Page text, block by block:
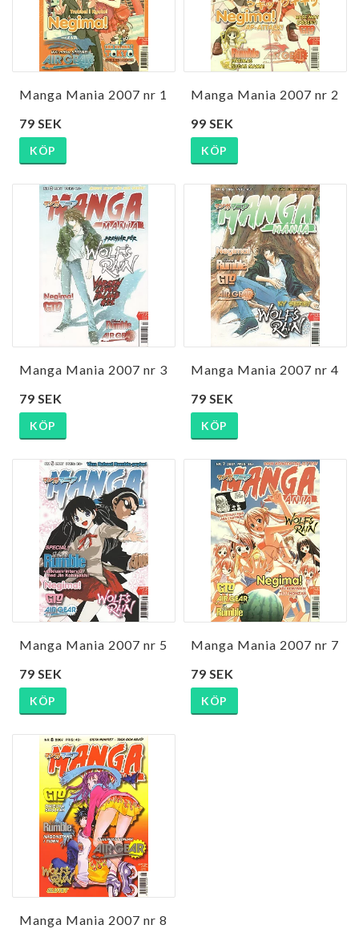
Manga Mania 2007 nr 1
79 SEK
KÖP
Manga Mania 2007 nr 2
99 SEK
KÖP
Manga Mania 2007 nr 3
79 SEK
KÖP
Manga Mania 2007 nr 4
79 SEK
KÖP
Manga Mania 2007 nr 5
79 SEK
KÖP
Manga Mania 2007 nr 7
79 SEK
KÖP
Manga Mania 2007 nr 8